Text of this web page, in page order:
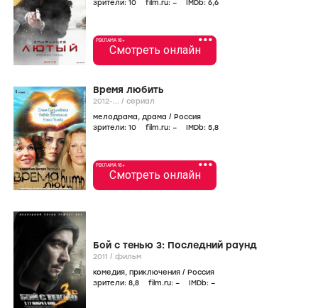
зрители: 10 film.ru: – IMDb: 6,6
•••
РЕКЛАМА 18+
Смотреть онлайн
Время любить
2012-... / сериал
мелодрама, драма / Россия
зрители: 10 film.ru: – IMDb: 5,8
•••
РЕКЛАМА 18+
Смотреть онлайн
Бой с тенью 3: Последний раунд
2011 / фильм
комедия, приключения / Россия
зрители: 8,8 film.ru: – IMDb: –